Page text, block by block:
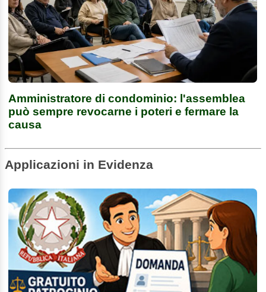
Amministratore di condominio: l'assemblea
può sempre revocarne i poteri e fermare la
causa
Applicazioni in Evidenza